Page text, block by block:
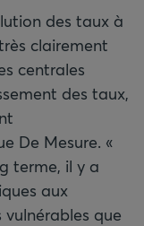
des taux à
clairement
centrales
des taux,
De Mesure. «
terme, il y a
aux
que